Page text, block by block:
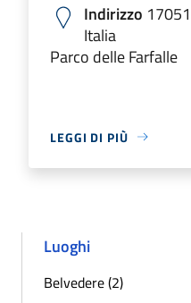
Indirizzo
Italia
Parco delle Farfalle
LEGGI DI PIÙ
Luoghi
Belvedere (2)